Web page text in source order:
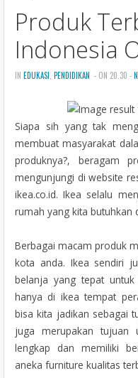
a
i
n
Produk
Indonesia
IN EDUKASI PENDIDIKAN - ON 20.30 -
Siapa sih yang tak
membuat masyarakat
produknya?, beragam
mengunjungi di website
ikea.co.id. Ikea selalu
rumah yang kita butuhkan
Berbagai macam produk
kota anda. Ikea sendiri
belanja yang tepat
hanya di ikea tempat
bisa kita jadikan sebagai
juga merupakan tujuan
lengkap dan memiliki
aneka furniture kualitas